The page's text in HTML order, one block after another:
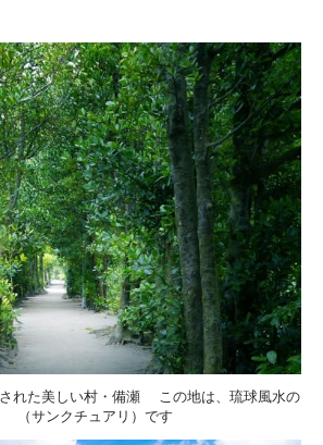
れた美しい村・備瀬
この地は、琉球風水の
（サンクチュアリ）です